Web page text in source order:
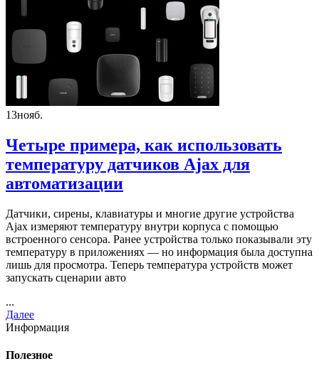
13нояб.
Четыре примера, как использовать
температуру датчиков Ajax для
автоматизации
Датчики, сирены, клавиатуры и многие другие устройства
Ajax измеряют температуру внутри корпуса с помощью
встроенного сенсора. Ранее устройства только показывали эту
температуру в приложениях — но информация была доступна
лишь для просмотра. Теперь температура устройств может
запускать сценарии авто
...
Далее
Информация
Полезное